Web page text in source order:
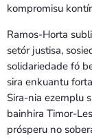
kompromisu
Ramos-Horta
setór justisa,
solidariedade fó
sira enkuantu
Sira-nia ezemplu
bainhira Timor-
prósperu no